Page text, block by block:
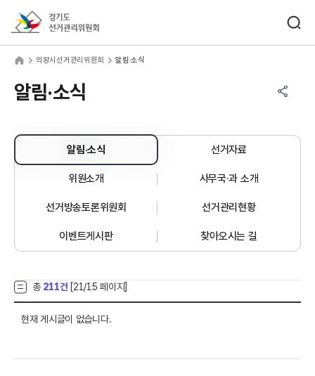
의왕시선거관리위원회 알림·소식
알림·소식
알림·소식 선거자료
위원소개 사무국·과 소개
선거방송토론위원회 선거관리현황
이벤트게시판 찾아오시는 길
총 211건 [21/15 페이지]
현재 게시글이 없습니다.